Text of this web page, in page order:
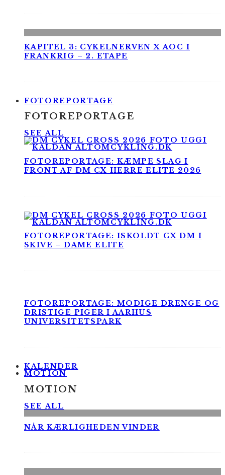
KAPITEL 3: CYKELNERVEN X AOC I
FRANKRIG – 2. ETAPE
FOTOREPORTAGE
FOTOREPORTAGE
SEE ALL
FOTOREPORTAGE: KÆMPE SLAG I
FRONT AF DM CX HERRE ELITE 2026
FOTOREPORTAGE: ISKOLDT CX DM I
SKIVE – DAME ELITE
FOTOREPORTAGE: MODIGE DRENGE OG
DRISTIGE PIGER I AARHUS
UNIVERSITETSPARK
KALENDER
MOTION
MOTION
SEE ALL
NÅR KÆRLIGHEDEN VINDER